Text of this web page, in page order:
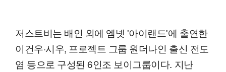
저스트비는 배인 외에 엠넷 '아이랜드'에 출연한
이건우·시우, 프로젝트 그룹 원더나인 출신 전도
염 등으로 구성된 6인조 보이그룹이다. 지난